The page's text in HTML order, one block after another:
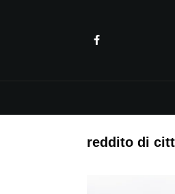
reddito di